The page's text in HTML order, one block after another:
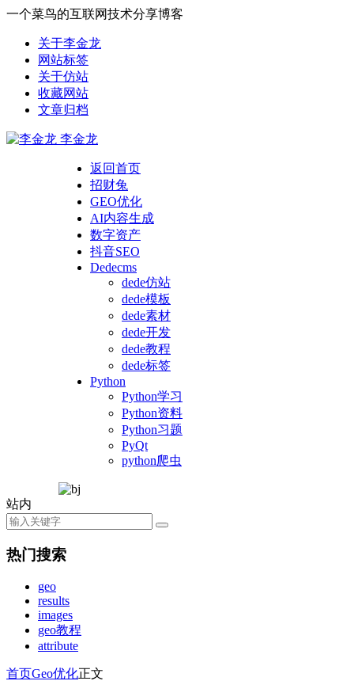
一个菜鸟的互联网技术分享博客
关于李金龙
网站标签
关于仿站
收藏网站
文章归档
李金龙
返回首页
招财兔
GEO优化
AI内容生成
数字资产
抖音SEO
Dedecms
dede仿站
dede模板
dede素材
dede开发
dede教程
dede标签
Python
Python学习
Python资料
Python习题
PyQt
python爬虫
站内
热门搜索
geo
results
images
geo教程
attribute
首页Geo优化正文